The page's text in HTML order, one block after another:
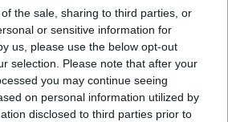
the sale, sharing to third parties, or
or sensitive information for
us, please use the below opt-out
selection. Please note that after your
you may continue seeing
on personal information utilized by
disclosed to third parties prior to